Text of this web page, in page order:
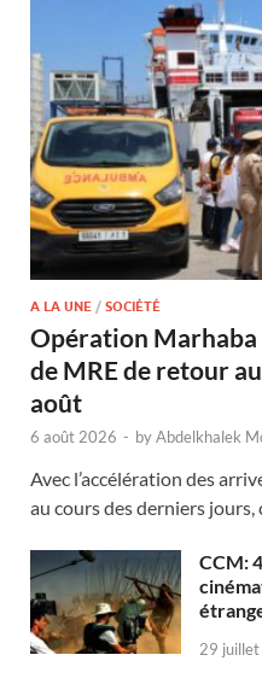
A LA UNE / SOCIÉTÉ
Opération Marhaba
de MRE de retour
août
6 août 2026 - byAbdelkhalek
Avec l’accélération des
au cours des derniers jours,
CCM:
29